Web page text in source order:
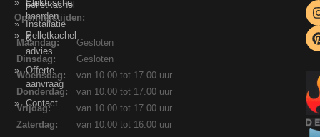
pelletkachel
Installatie
&
advies
Offerte
aanvraag
Contact
Elektrische
haarden
Pelletkachel
Openingstijden:
Maandag:
Gesloten
Dinsdag:
Gesloten
Woensdag:
van 10.00 tot 17.00 uur
Donderdag:
van 10.00 tot 17.00 uur
Vrijdag:
van 10.00 tot 17.00 uur
Zaterdag:
van 10.00 tot 16.00 uur